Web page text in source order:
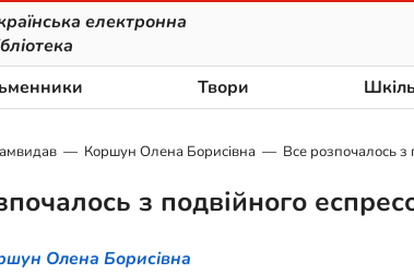
електронна
Твори
Коршун Олена Борисівна Все розпочалось з
з подвійного
Олена Борисівна